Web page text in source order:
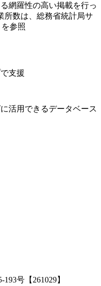
網羅性の高い掲載を行っ
所数は、総務省統計局サ
を参照
支援
活用できるデータベース
号【261029】